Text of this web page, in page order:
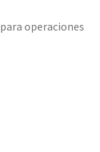
para operaciones